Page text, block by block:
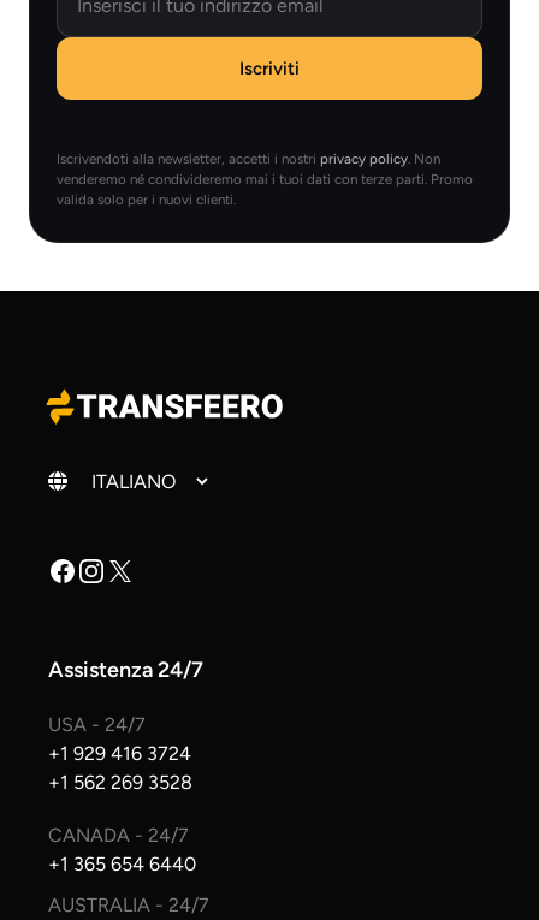
Iscriviti
Iscrivendoti alla newsletter, accetti i nostri privacy policy . Non
venderemo né condivideremo mai i tuoi dati con terze parti. Promo
valida solo per i nuovi clienti.
Cambia lingua
Facebook
Instagram
X
Assistenza 24/7
USA - 24/7
+1 929 416 3724
+1 562 269 3528
CANADA - 24/7
+1 365 654 6440
AUSTRALIA - 24/7